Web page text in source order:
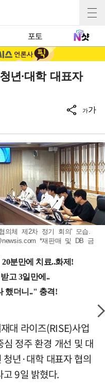
포토
년·대학 대표자
가가
의체 제2차 정기 회의' 모습.
*재판매 및 DB 금
대 라이즈(RISE)사업
정주 환경 개선 및 대
년·대학 대표자 협의
9일 밝혔다.